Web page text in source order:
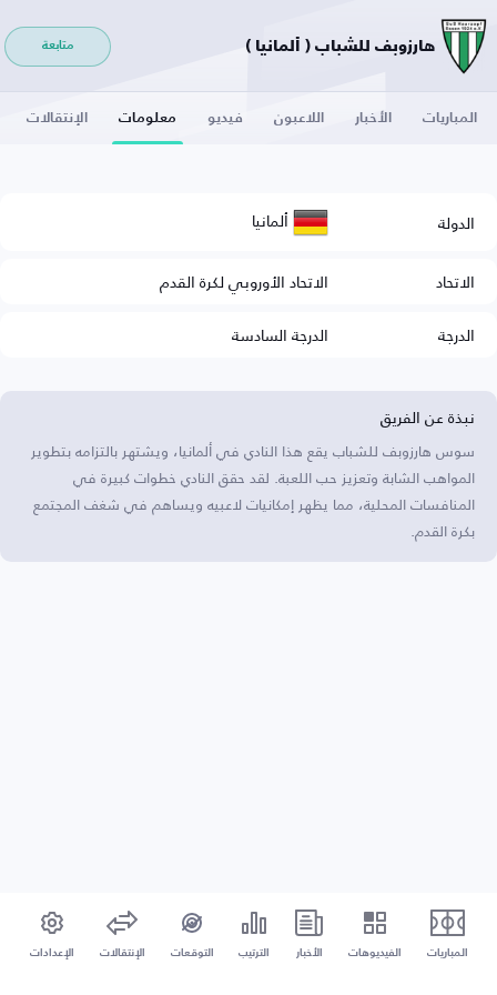
هارزوبف للشباب ( ألمانيا ) متابعة
المباريات الأخبار اللاعبون فيديو معلومات الإنتقالات
الدولة ألمانيا
الاتحاد
الاتحاد الأوروبي لكرة القدم
الدرجة
الدرجة السادسة
نبذة عن الفريق
سوس هارزوبف للشباب يقع هذا النادي في ألمانيا، ويشتهر بالتزامه بتطوير
المواهب الشابة وتعزيز حب اللعبة. لقد حقق النادي خطوات كبيرة في
المنافسات المحلية، مما يظهر إمكانيات لاعبيه ويساهم في شغف المجتمع
بكرة القدم.
المباريات الفيديوهات الأخبار الترتيب التوقعات الإنتقالات الإعدادات